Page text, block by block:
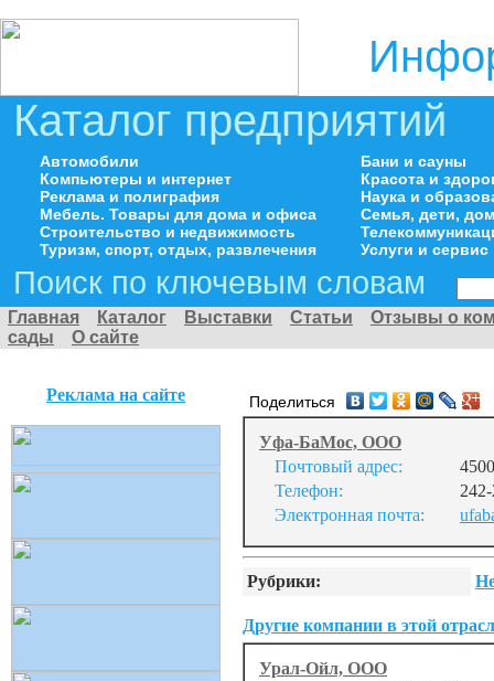
Каталог предприятий
Автомобили
Компьютеры и интернет
Реклама и полиграфия
Мебель. Товары для дома и офиса
Строительство и недвижимость
Туризм, спорт, отдых, развлечения
Бани и сауны
Красота и
Наука и
Семья, дети,
Услуги и сервис
Поиск по ключевым словам
Главная Каталог Выставки Статьи
Отзывы о
сады
О сайте
Реклама на сайте Поделиться
Уфа-БаМос, ООО
Почтовый адрес:
Телефон:
Электронная почта:
Рубрики:
Другие компании в этой
Урал-Ойл, ООО